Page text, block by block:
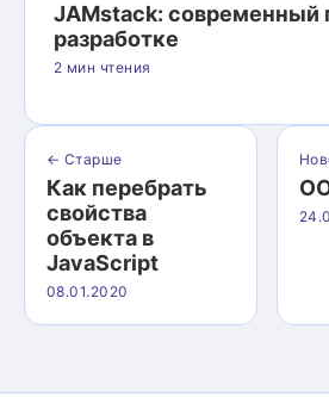
JAMstack: современный
разработке
2 мин чтения
← Старше
Как перебрать
свойства
объекта в
JavaScript
08.01.2020